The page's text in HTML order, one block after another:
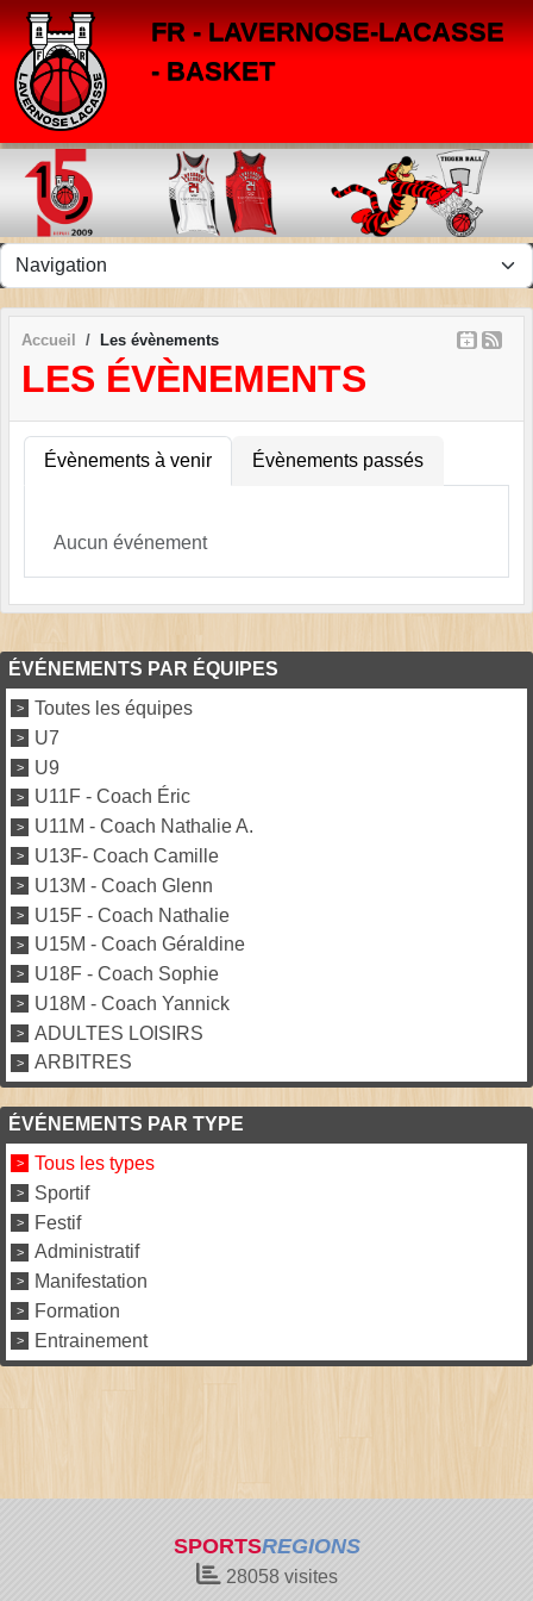
FR - LAVERNOSE-LACASSE
- BASKET
Accueil Les évènements
LES ÉVÈNEMENTS
Évènements à venir Évènements passés
Aucun événement
ÉVÉNEMENTS PAR ÉQUIPES
Toutes les équipes
U7
U9
U11F - Coach Éric
U11M - Coach Nathalie A.
U13F- Coach Camille
U13M - Coach Glenn
U15F - Coach Nathalie
U15M - Coach Géraldine
U18F - Coach Sophie
U18M - Coach Yannick
ADULTES LOISIRS
ARBITRES
ÉVÉNEMENTS PAR TYPE
Tous les types
Sportif
Festif
Administratif
Manifestation
Formation
Entrainement
SPORTSREGIONS
28058visites
Panneau de gestion des cookies